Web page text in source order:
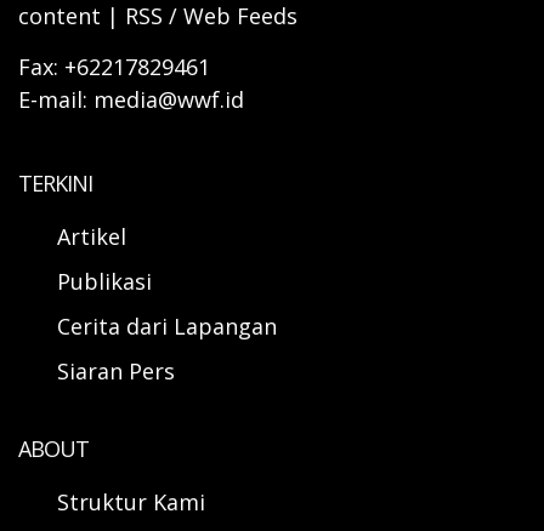
content | RSS / Web Feeds
Fax: +62217829461
E-mail: media@wwf.id
TERKINI
Artikel
Publikasi
Cerita dari Lapangan
Siaran Pers
ABOUT
Struktur Kami